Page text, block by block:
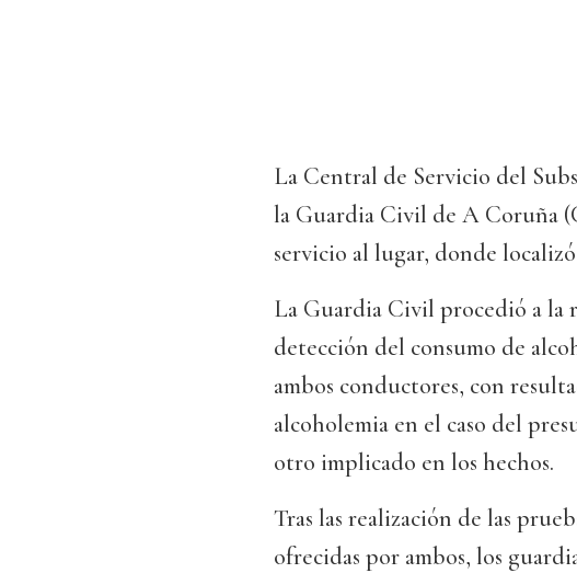
La Central de Servicio del
la Guardia Civil de A Coruña
servicio al lugar, donde
La Guardia Civil procedió a la
detección del consumo de
ambos conductores, con
alcoholemia en el caso del
otro implicado en los hechos.
Tras las realización de las
ofrecidas por ambos, los